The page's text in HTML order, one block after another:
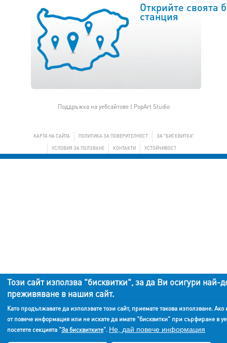
Открийте своята
станция
Поддръжка на уебсайтове | PopArt Studio
KАРТА НА САЙТА ПОЛИТИКА ЗА ПОВЕРИТЕЛНОСТ ЗА "БИСКВИТКА"
УСЛОВИЯ ЗА ПОЛЗВАНЕ КОНТАКТИ УСТОЙЧИВОСТ
Този сайт използва "бисквитки", за да Ви осигури най-
преживяване в нашия сайт.
Като продължавате да използвате този сайт, приемате такова използване.
от повече информация или не искате да имате "бисквитки" при сърфиране в
посетете секцията "За бисквитките". Не, дай повече информация